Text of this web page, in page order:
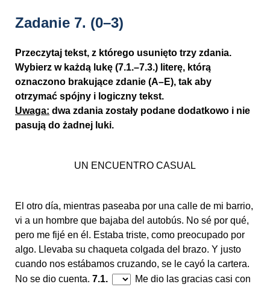
Zadanie 7. (0–3)
Przeczytaj tekst, z którego usunięto trzy zdania.
Wybierz w każdą lukę (7.1.–7.3.) literę, którą
oznaczono brakujące zdanie (A–E), tak aby
otrzymać spójny i logiczny tekst.
Uwaga: dwa zdania zostały podane dodatkowo i nie
pasują do żadnej luki.
UN ENCUENTRO CASUAL
El otro día, mientras paseaba por una calle de mi barrio,
vi a un hombre que bajaba del autobús. No sé por qué,
pero me fijé en él. Estaba triste, como preocupado por
algo. Llevaba su chaqueta colgada del brazo. Y justo
cuando nos estábamos cruzando, se le cayó la cartera.
No se dio cuenta. 7.1.
Me dio las gracias casi con